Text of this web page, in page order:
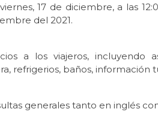
17 de diciembre, a las
del 2021.
a los viajeros, incluyendo
refrigerios, baños, información
generales tanto en inglés